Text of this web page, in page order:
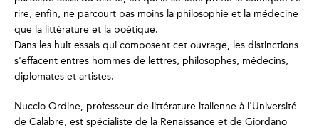
rire, enfin, ne parcourt pas moins la philosophie et la médecine
que la littérature et la poétique.
Dans les huit essais qui composent cet ouvrage, les distinctions
s'effacent entres hommes de lettres, philosophes, médecins,
diplomates et artistes.
Nuccio Ordine, professeur de littérature italienne à l'Université
de Calabre, est spécialiste de la Renaissance et de Giordano